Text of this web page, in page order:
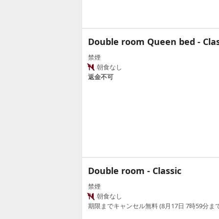
Double room Queen bed -
禁煙
朝食なし
返金不可
Double room - Classic
禁煙
朝食なし
期限までキャンセル無料 (8月17日 7時59分ま